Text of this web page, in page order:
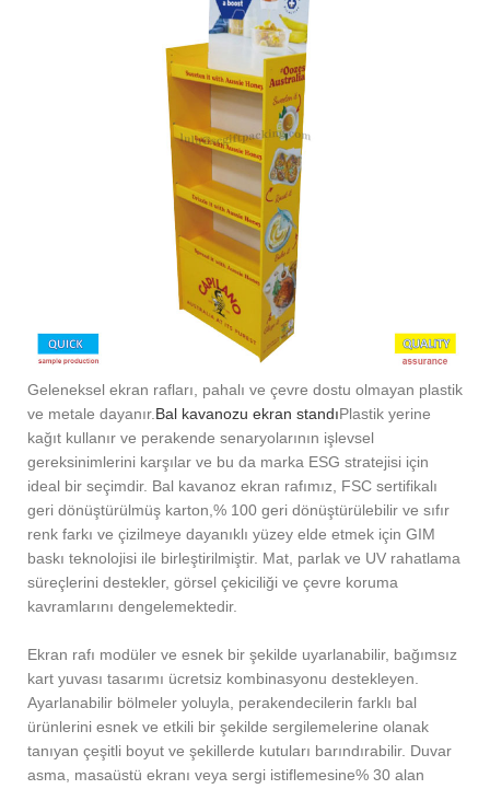
Geleneksel ekran rafları, pahalı ve çevre dostu olmayan plastik
ve metale dayanır. Bal kavanozu ekran standıPlastik yerine
kağıt kullanır ve perakende senaryolarının işlevsel
gereksinimlerini karşılar ve bu da marka ESG stratejisi için
ideal bir seçimdir. Bal kavanoz ekran rafımız, FSC sertifikalı
geri dönüştürülmüş karton,% 100 geri dönüştürülebilir ve sıfır
renk farkı ve çizilmeye dayanıklı yüzey elde etmek için GIM
baskı teknolojisi ile birleştirilmiştir. Mat, parlak ve UV rahatlama
süreçlerini destekler, görsel çekiciliği ve çevre koruma
kavramlarını dengelemektedir.
Ekran rafı modüler ve esnek bir şekilde uyarlanabilir, bağımsız
kart yuvası tasarımı ücretsiz kombinasyonu destekleyen.
Ayarlanabilir bölmeler yoluyla, perakendecilerin farklı bal
ürünlerini esnek ve etkili bir şekilde sergilemelerine olanak
tanıyan çeşitli boyut ve şekillerde kutuları barındırabilir. Duvar
asma, masaüstü ekranı veya sergi istiflemesine% 30 alan